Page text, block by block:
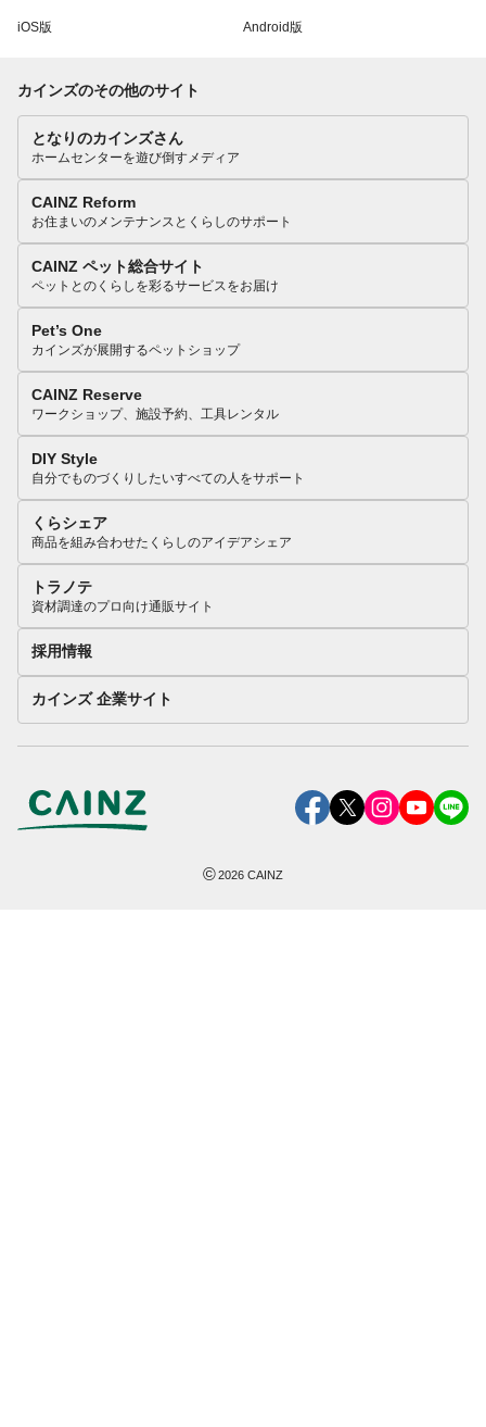
iOS版 Android版
カインズのその他のサイト
となりのカインズさん
ホームセンターを遊び倒すメディア
CAINZ Reform
お住まいのメンテナンスとくらしのサポート
CAINZ ペット総合サイト
ペットとのくらしを彩るサービスをお届け
Pet’s One
カインズが展開するペットショップ
CAINZ Reserve
ワークショップ、施設予約、工具レンタル
DIY Style
自分でものづくりしたいすべての人をサポート
くらシェア
商品を組み合わせたくらしのアイデアシェア
トラノテ
資材調達のプロ向け通販サイト
採用情報
カインズ 企業サイト
©2026 CAINZ